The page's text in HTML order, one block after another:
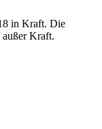
in Kraft. Die
Kraft.